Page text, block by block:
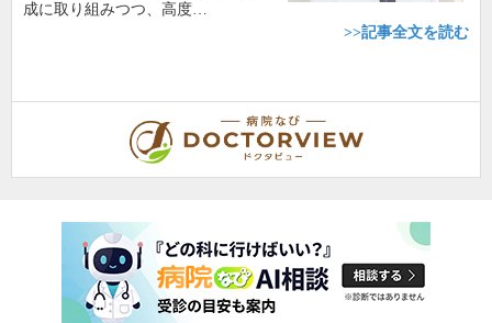
成に取り組みつつ、高度…
>>記事全文を読む